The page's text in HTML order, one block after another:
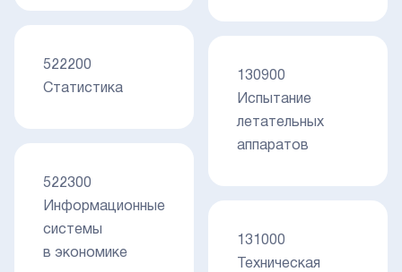
522200
Статистика
522300
Информационные
системы
в экономике
130900
Испытание
летательных
аппаратов
131000
Техническая